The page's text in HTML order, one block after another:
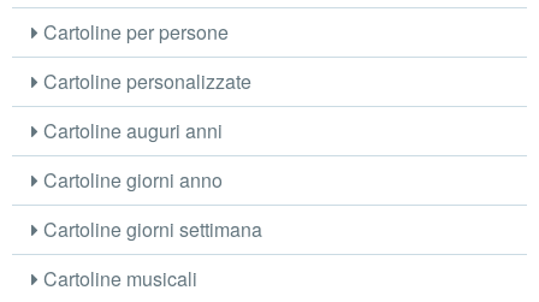
Cartoline per persone
Cartoline personalizzate
Cartoline auguri anni
Cartoline giorni anno
Cartoline giorni settimana
Cartoline musicali